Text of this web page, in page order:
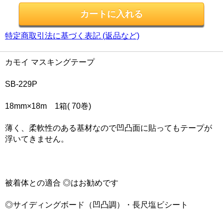
特定商取引法に基づく表記 (返品など)
カモイ マスキングテープ
SB-229P
18mm×18m 1箱( 70巻)
薄く、柔軟性のある基材なので凹凸面に貼ってもテープが
浮いてきません。
被着体との適合 ◎はお勧めです
◎サイディングボード（凹凸調）・長尺塩ビシート